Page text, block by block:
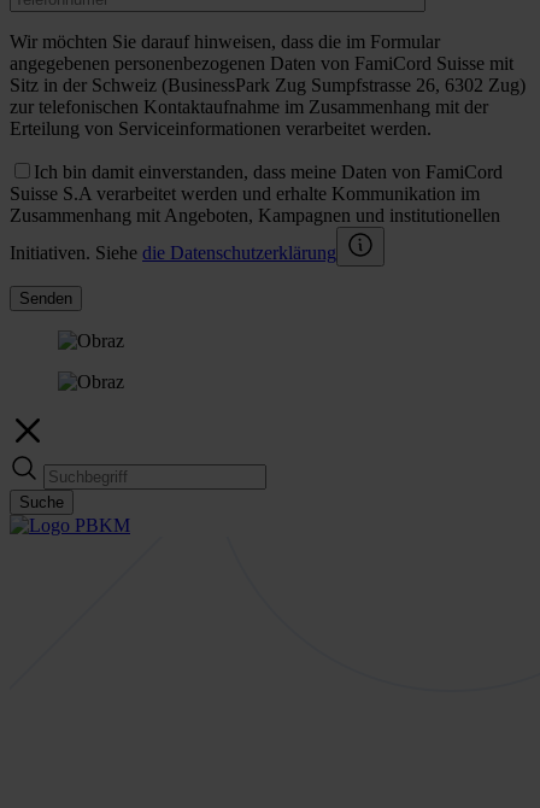
Wir möchten Sie darauf hinweisen, dass die im Formular
angegebenen personenbezogenen Daten von FamiCord Suisse mit
Sitz in der Schweiz (BusinessPark Zug Sumpfstrasse 26, 6302 Zug)
zur telefonischen Kontaktaufnahme im Zusammenhang mit der
Erteilung von Serviceinformationen verarbeitet werden.
Ich bin damit einverstanden, dass meine Daten von FamiCord
Suisse S.A verarbeitet werden und erhalte Kommunikation im
Zusammenhang mit Angeboten, Kampagnen und institutionellen
Initiativen. Siehe die Datenschutzerklärung
Senden
Suche